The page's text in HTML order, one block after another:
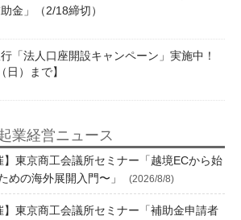
金」（2/18締切）
「法人口座開設キャンペーン」実施中！
日）まで】
業経営ニュース
】東京商工会議所セミナー「越境ECから始
めの海外展開入門〜」
(2026/8/8)
】東京商工会議所セミナー「補助金申請者